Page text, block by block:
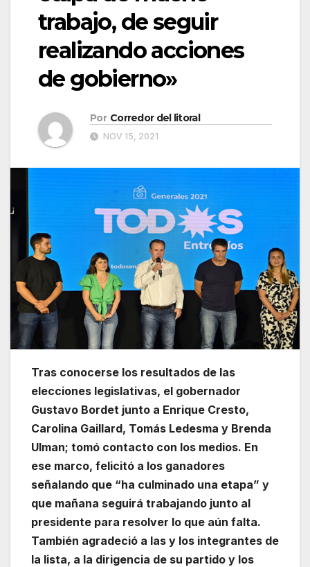
trabajo, de seguir
realizando acciones
de gobierno»
Por Corredor del litoral
NOV 15, 2021
Tras conocerse los resultados de las
elecciones legislativas, el gobernador
Gustavo Bordet junto a Enrique Cresto,
Carolina Gaillard, Tomás Ledesma y Brenda
Ulman; tomó contacto con los medios. En
ese marco, felicitó a los ganadores
señalando que “ha culminado una etapa” y
que mañana seguirá trabajando junto al
presidente para resolver lo que aún falta.
También agradeció a las y los integrantes de
la lista, a la dirigencia de su partido y los